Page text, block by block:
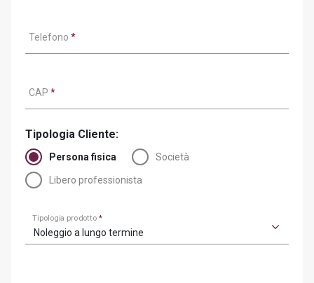
Telefono *
CAP *
Tipologia Cliente:
Persona fisica Società
Libero professionista
Tipologia prodotto*
Noleggio a lungo termine